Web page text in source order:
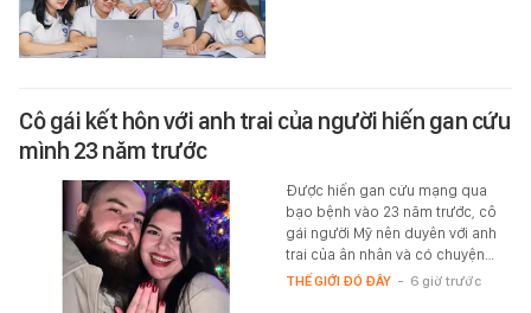
Cô gái kết hôn với anh trai của người hiến gan cứu
mình 23 năm trước
Được hiến gan cứu mạng qua
bạo bệnh vào 23 năm trước, cô
gái người Mỹ nên duyên với anh
trai của ân nhân và có chuyện…
THẾ GIỚI ĐÓ ĐÂY - 6 giờ trước